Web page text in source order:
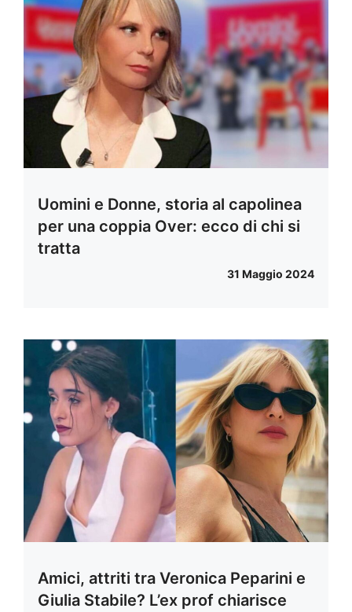
Uomini e Donne, storia al capolinea
per una coppia Over: ecco di chi si
tratta
31 Maggio 2024
Amici, attriti tra Veronica Peparini e
Giulia Stabile? L’ex prof chiarisce